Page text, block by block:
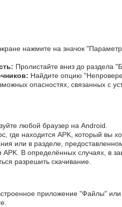
нажмите на значок
Пролистайте вниз до раздела
Найдите опцию
опасностях, связанных с
любой браузер на Android.
где находится APK, который вы
или в разделе,
APK. В определённых случаях, в
разрешить скачивание.
приложение "Файлы"